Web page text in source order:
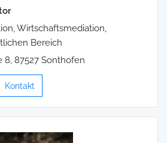
Wirtschaftsmediation,
Bereich
8, 87527 Sonthofen
Kontakt